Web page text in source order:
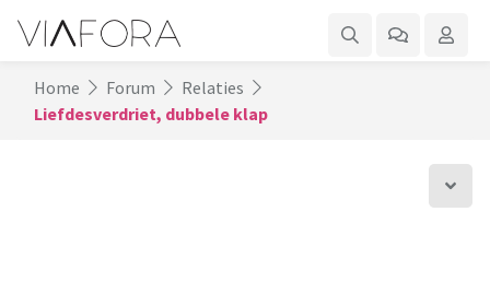
Home Forum
Relaties
Liefdesverdriet, dubbele klap